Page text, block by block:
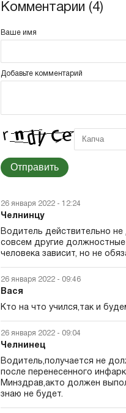
Комментарии (4)
Ваше имя
Добавьте комментарий
Отправить
26 января 2022 - 12:24
Челнинцу
Водитель действительно
совсем другие
человека зависит, но не
26 января 2022 - 09:46
Вася
Кто на что учился,так и
26 января 2022 - 09:04
Челнинец
Водитель,получается не
после перенесенного
Минздрав,акто должен
знаю не будет.